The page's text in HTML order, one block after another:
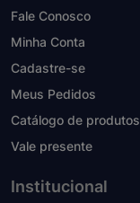
Fale Conosco
Minha Conta
Cadastre-se
Meus Pedidos
Catálogo de produtos
Vale presente
Institucional